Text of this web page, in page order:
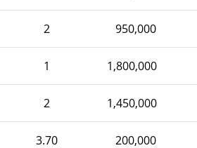
2 950,000
1 1,800,000
2 1,450,000
3.70 200,000